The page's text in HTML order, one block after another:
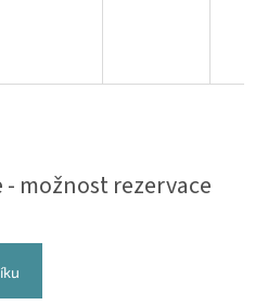
možnost rezervace